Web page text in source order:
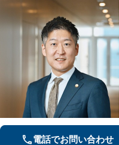
電話でお問い合わせ